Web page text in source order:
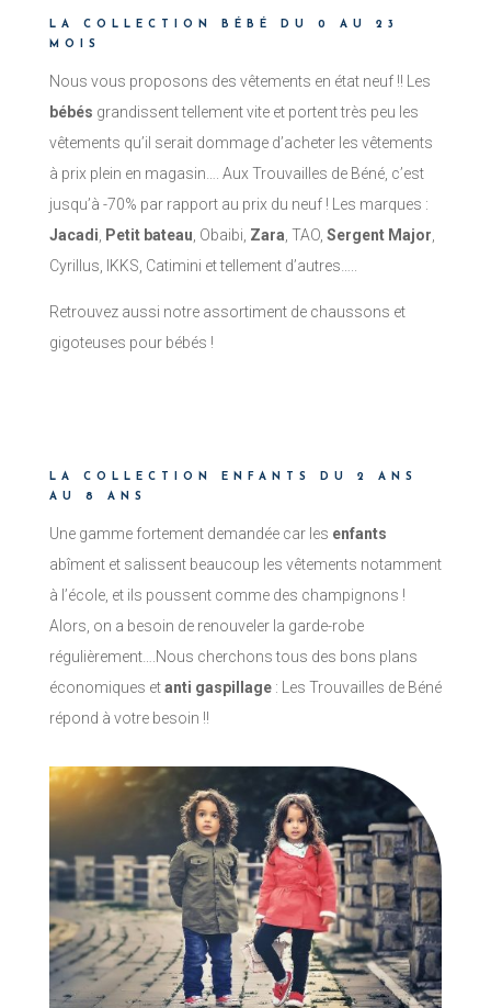
LA COLLECTION BÉBÉ DU 0 AU 23
MOIS
Nous vous proposons des vêtements en état neuf !! Les
bébés grandissent tellement vite et portent très peu les
vêtements qu’il serait dommage d’acheter les vêtements
à prix plein en magasin…. Aux Trouvailles de Béné, c’est
jusqu’à -70% par rapport au prix du neuf ! Les marques :
Jacadi
Petit bateau , Obaibi, Zara , TAO, Sergent Major
Cyrillus, IKKS, Catimini et tellement d’autres…..
Retrouvez aussi notre assortiment de chaussons et
gigoteuses pour bébés !
LA COLLECTION ENFANTS DU 2 ANS
AU 8 ANS
Une gamme fortement demandée car les enfants
abîment et salissent beaucoup les vêtements notamment
à l’école, et ils poussent comme des champignons !
Alors, on a besoin de renouveler la garde-robe
régulièrement….Nous cherchons tous des bons plans
économiques etanti gaspillage: Les Trouvailles de Béné
répond à votre besoin !!